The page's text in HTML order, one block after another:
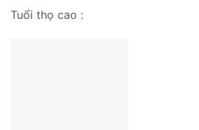
Tuổi thọ cao :